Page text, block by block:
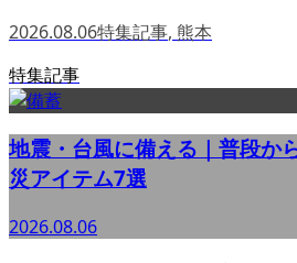
2026.08.06特集記事, 熊本
特集記事
地震・台風に備える｜普段か
災アイテム7選
2026.08.06